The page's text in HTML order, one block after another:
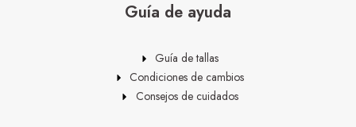
Guía de ayuda
Guía de tallas
Condiciones de cambios
Consejos de cuidados